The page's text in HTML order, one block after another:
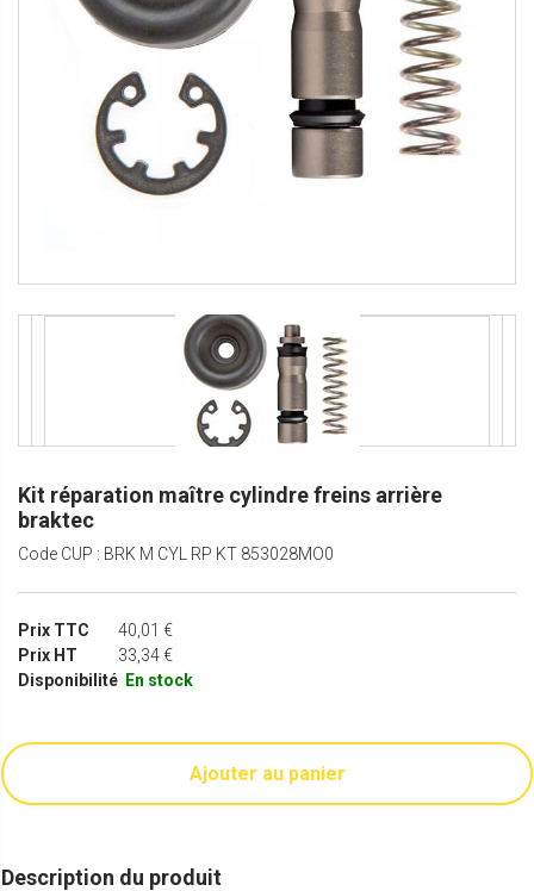
Kit réparation maître cylindre freins arrière
braktec
Code CUP : BRK M CYL RP KT 853028MO0
Prix TTC
40,01 €
Prix HT
33,34 €
Disponibilité En stock
Ajouter au panier
Description du produit